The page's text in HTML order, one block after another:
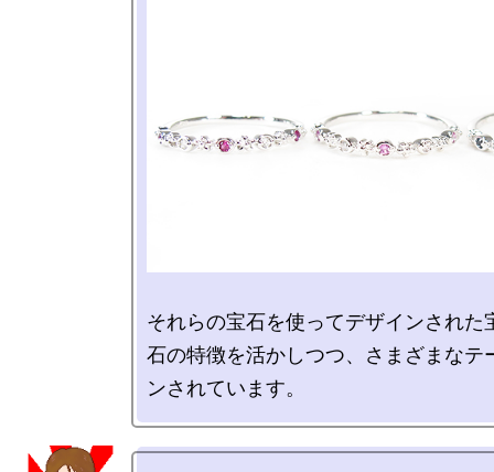
それらの宝石を使ってデザインされた
石の特徴を活かしつつ、さまざまなテ